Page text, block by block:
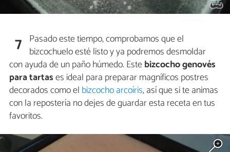
7 Pasado este tiempo, comprobamos que el
bizcochuelo esté listo y ya podremos desmoldar
con ayuda de un paño húmedo. Estebizcocho genovés
para tartases ideal para preparar magníficos postres
decorados como el bizcocho arcoíris, así que si te animas
con la repostería no dejes de guardar esta receta en tus
favoritos.